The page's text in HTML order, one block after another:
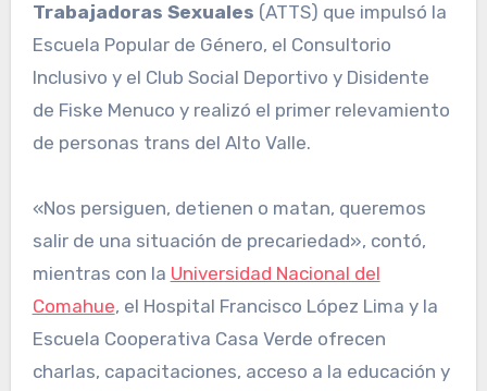
Trabajadoras Sexuales (ATTS) que impulsó la
Escuela Popular de Género, el Consultorio
Inclusivo y el Club Social Deportivo y Disidente
de Fiske Menuco y realizó el primer relevamiento
de personas trans del Alto Valle.
«Nos persiguen, detienen o matan, queremos
salir de una situación de precariedad», contó,
mientras con la Universidad Nacional del
Comahue, el Hospital Francisco López Lima y la
Escuela Cooperativa Casa Verde ofrecen
charlas, capacitaciones, acceso a la educación y